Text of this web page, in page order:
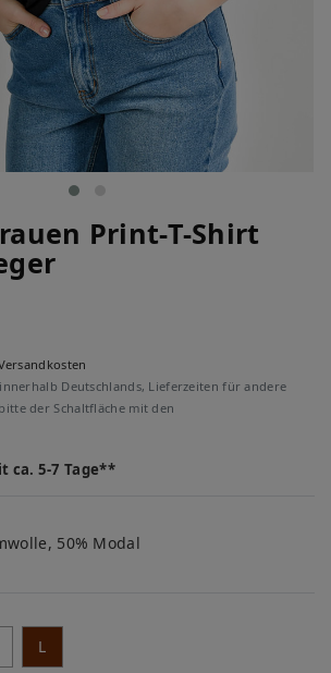
Print-T-Shirt
Deutschlands, Lieferzeiten für andere
der Schaltfläche mit den
ca. 5-7 Tage**
50% Modal
L